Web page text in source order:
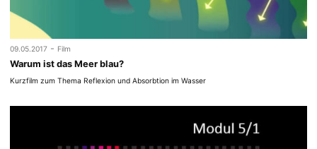
09.05.2017 - Film
Warum ist das Meer blau?
Kurzfilm zum Thema Reflexion und Absorbtion im Wasser